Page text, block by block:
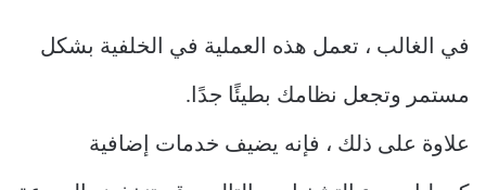
في الغالب ، تعمل هذه العملية في الخلفية بشكل
مستمر وتجعل نظامك بطيئًا جدًا.
علاوة على ذلك ، فإنه يضيف خدمات إضافية